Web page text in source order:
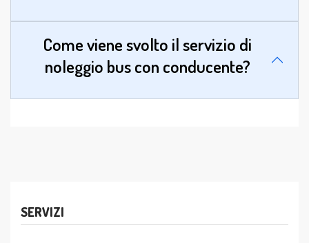
Come viene svolto il servizio di
noleggio bus con conducente?
SERVIZI